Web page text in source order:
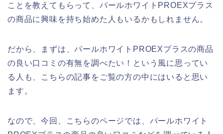
ことを教えてもらって、パールホワイトPROEXプラス
の商品に興味を持ち始めた人もいるかもしれません。
だから、まずは、パールホワイトPROEXプラスの商品
の良い口コミの有無を調べたい！という風に思ってい
る人も、こちらの記事をご覧の方の中にはいると思い
ます。
なので、今回、こちらのページでは、パールホワイト